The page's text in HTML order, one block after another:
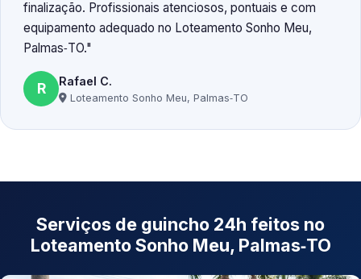
finalização. Profissionais atenciosos, pontuais e com
equipamento adequado no Loteamento Sonho Meu,
Palmas‑TO.
R Rafael C.
Loteamento Sonho Meu, Palmas‑TO
Serviços de guincho 24h feitos no
Loteamento Sonho Meu, Palmas‑TO